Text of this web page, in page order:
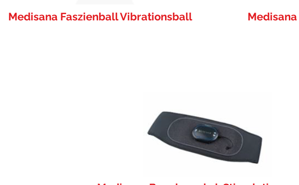
Medisana Faszienball Vibrationsball